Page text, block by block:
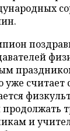
уже считает
продолжать
и